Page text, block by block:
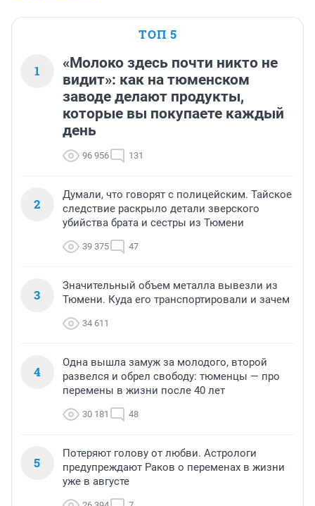
ТОП 5
1
«Молоко здесь почти никто не
видит»: как на тюменском
заводе делают продукты,
которые вы покупаете каждый
день
96 956 131
2
Думали, что говорят с полицейским. Тайское
следствие раскрыло детали зверского
убийства брата и сестры из Тюмени
39 375 47
3
Значительный объем металла вывезли из
Тюмени. Куда его транспортировали и зачем
34 611
4
Одна вышла замуж за молодого, второй
развелся и обрел свободу: тюменцы — про
перемены в жизни после 40 лет
30 181 48
5
Потеряют голову от любви. Астрологи
предупреждают Раков о переменах в жизни
уже в августе